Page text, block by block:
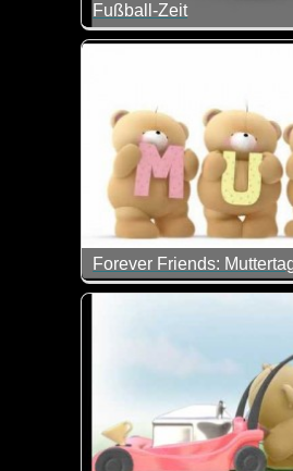
Fußball-Zeit
Heute geht die Fußball-
Forever Friends:
Sind die Bärchen nicht